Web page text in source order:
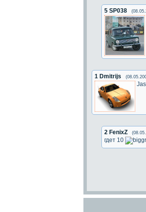
5 SP038
1 Dmitrijs
2 FenixZ
гдет 10